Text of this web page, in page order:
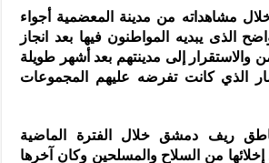
مشاهداته من مدينة المعضمية أجواء
الذى يبديه المواطنون فيها بعد انجاز
والاستقرار إلى مدينتهم بعد أشهر طويلة
الذي كانت تفرضه عليهم المجموعات
ريف دمشق خلال الفترة الماضية
من السلاح والمسلحين وكان آخرها